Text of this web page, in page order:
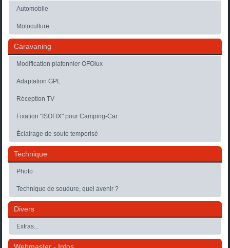
Automobile
Motoculture
Caravaning
Modification plafonnier OFOlux
Adaptation GPL
Réception TV
Fixation "ISOFIX" pour Camping-Car
Éclairage de soute temporisé
Technique
Photo
Technique de soudure, quel avenir ?
Divers
Extras...